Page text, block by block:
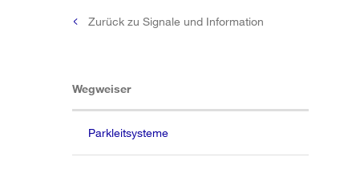
Zurück zu Signale und Information
Wegweiser(aktiv)
Parkleitsysteme